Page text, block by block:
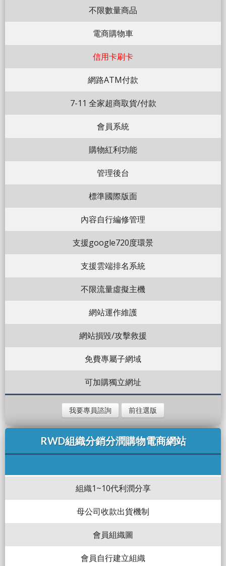
不限數量商品
電商購物車
信用卡刷卡
網路ATM付款
7-11 全家超商取貨/付款
會員系統
購物紅利功能
管理後台
標準國際版面
內容自行編修管理
支援google720度環景
支援雲端排名系統
不限流量虛擬主機
網站運作維護
網站損毀/攻擊救援
免費專屬子網域
可加購獨立網址
我要專員諮詢 前往選版
RWD組織分銷分潤購物電商網站
組織1~10代利潤分享
母公司收款出貨機制
會員組織圖
會員自行建立組織